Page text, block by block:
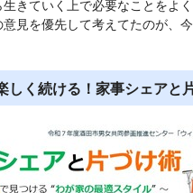
きていく上で必要なことをよ
見を優先して考えてたのが、
しく続ける！家事シェアと